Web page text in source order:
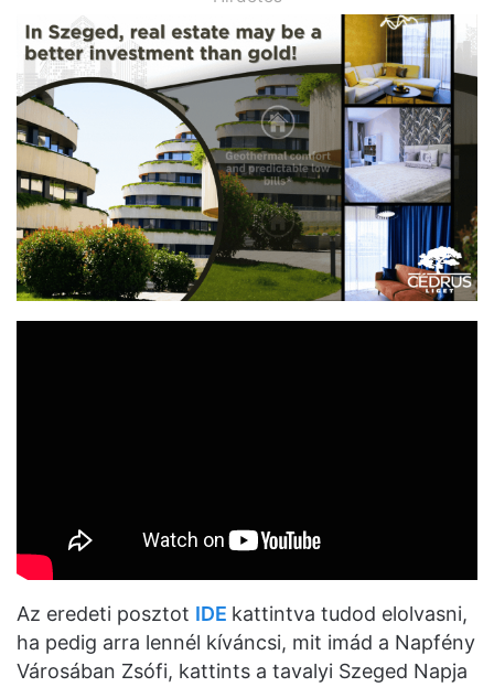
Az eredeti posztot IDE kattintva tudod elolvasni,
ha pedig arra lennél kíváncsi, mit imád a Napfény
Városában Zsófi, kattints a tavalyi Szeged Napja